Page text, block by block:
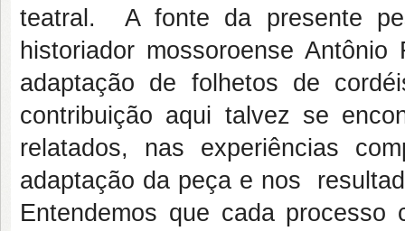
teatral. A fonte da presente
historiador mossoroense
adaptação de folhetos de
contribuição aqui talvez se
relatados, nas experiências
adaptação da peça e nos
Entendemos que cada